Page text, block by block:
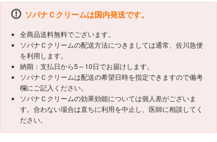
ソバナＣクリームは国内発送です。
全商品送料無料でございます。
ソバナＣクリームの配送方法につきましては通常、佐川急便
を利用します。
納期：支払日から5～10日でお届けします。
ソバナＣクリームは配送の希望日時を指定できますので備考
欄にご記入ください。
ソバナＣクリームの効果効能については個人差がございま
す。合わない場合は直ちに利用を中止し、医師に相談してく
ださい。